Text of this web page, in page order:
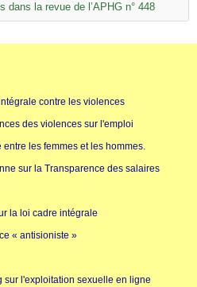
la revue de l’APHG n° 448
contre les violences
des violences sur l'emploi
les femmes et les hommes.
sur la Transparence des salaires
la loi cadre intégrale
« antisioniste »
sur l'exploitation sexuelle en ligne